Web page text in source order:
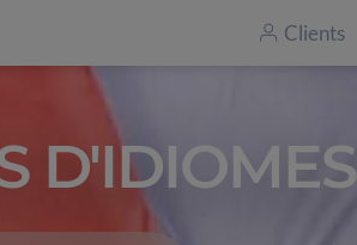
Clients
D'IDIOMES